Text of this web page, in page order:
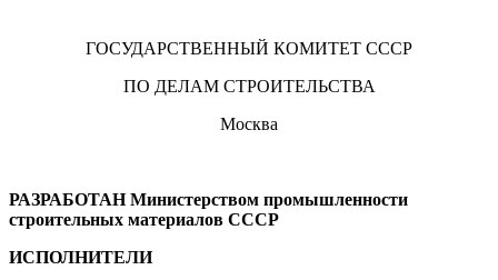
ГОСУДАРСТВЕННЫЙ КОМИТЕТ СССР
ПО ДЕЛАМ СТРОИТЕЛЬСТВА
Москва
РАЗРАБОТАН Министерством промышленности
строительных материалов СССР
ИСПОЛНИТЕЛИ